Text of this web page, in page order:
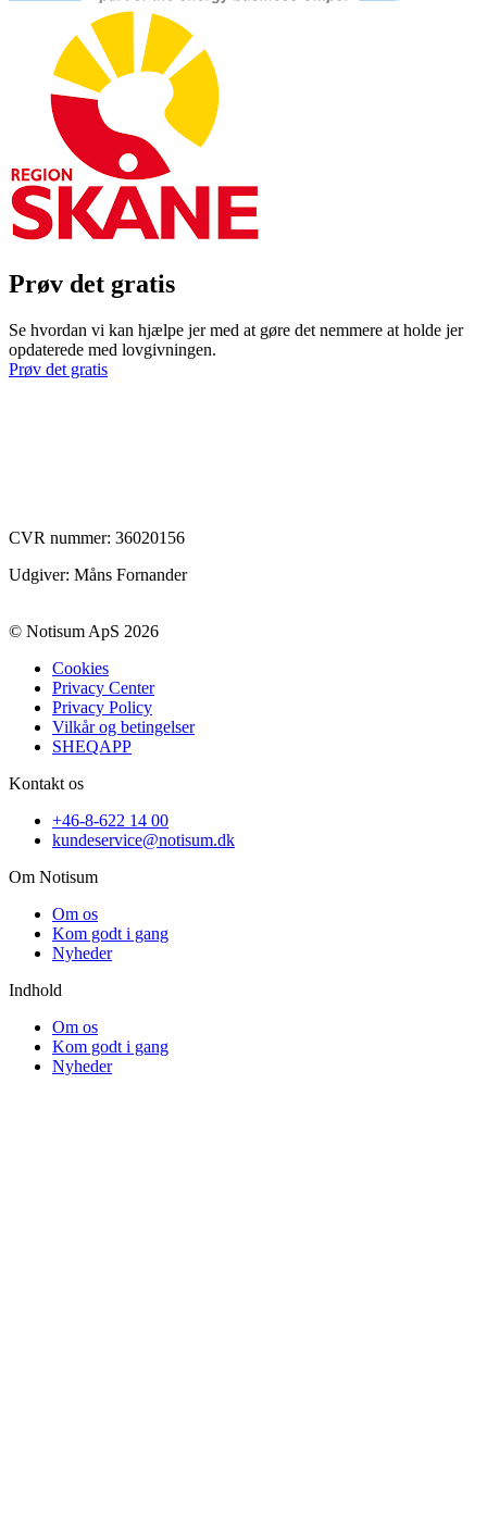
Prøv det gratis
Se hvordan vi kan hjælpe jer med at gøre det nemmere at holde jer
opdaterede med lovgivningen.
Prøv det gratis
CVR nummer: 36020156
Udgiver: Måns Fornander
© Notisum ApS 2026
Cookies
Privacy Center
Privacy Policy
Vilkår og betingelser
SHEQAPP
Kontakt os
+46-8-622 14 00
kundeservice@notisum.dk
Om Notisum
Om os
Kom godt i gang
Nyheder
Indhold
Om os
Kom godt i gang
Nyheder